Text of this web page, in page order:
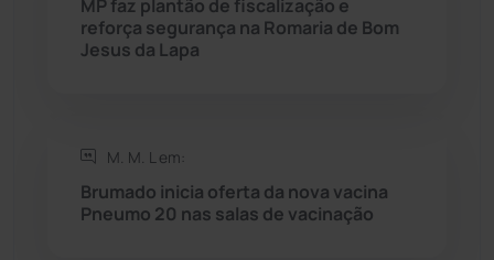
Sebastião Laranjeiras
Sudoeste Baiano
Tanhaçu
MP faz plantão de fiscalização e
reforça segurança na Romaria de Bom
Jesus da Lapa
M. M. L em:
Brumado inicia oferta da nova vacina
Pneumo 20 nas salas de vacinação